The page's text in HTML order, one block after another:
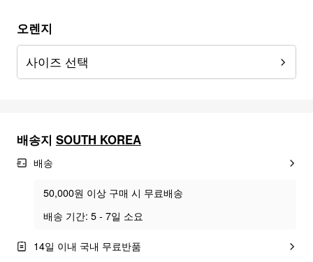
오렌지
사이즈 선택
배송지 SOUTH KOREA
배송
50,000원 이상 구매 시 무료배송
배송 기간: 5 - 7일 소요
14일 이내 국내 무료반품